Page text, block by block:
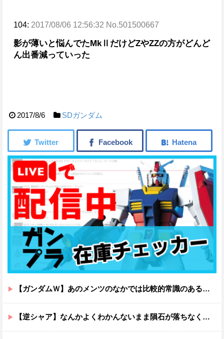
104: 2017/08/06 12:56:32 No.501500667
影が薄いと悩んでたMkⅡだけどZやZZの方がどんど
ん出番減っていった
2017/8/6 SDガンダム
【ガンダムＷ】あのメンツのなかでは比較的常識のあるほうなのがデュオだよね
【逆シャア】なんかよくわかんないまま隕石が落ちなくていい感じに終わった作品ｗｗｗｗｗｗ